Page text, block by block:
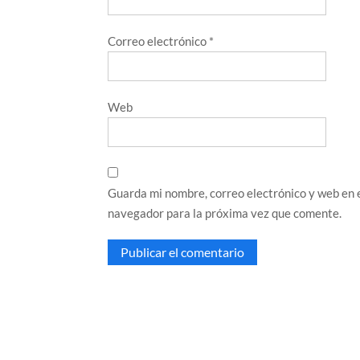
Correo electrónico *
Web
Guarda mi nombre, correo electrónico y web en
navegador para la próxima vez que comente.